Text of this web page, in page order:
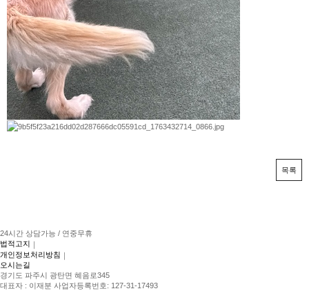
목록
24시간 상담가능 / 연중무휴
법적고지 ｜
개인정보처리방침 ｜
오시는길
경기도 파주시 광탄면 혜음로345
대표자 : 이재분 사업자등록번호: 127-31-17493